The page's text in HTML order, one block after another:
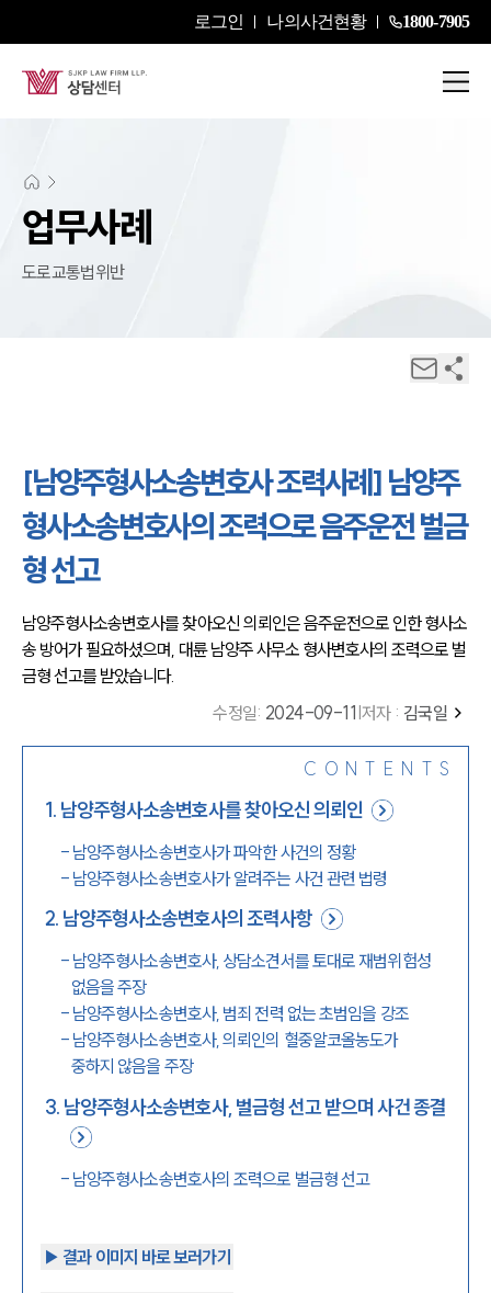
로그인 나의사건현황 1800-7905
업무사례
도로교통법위반
[남양주형사소송변호사 조력사례] 남양주
형사소송변호사의 조력으로 음주운전 벌금
형 선고
남양주형사소송변호사를 찾아오신 의뢰인은 음주운전으로 인한 형사소
송 방어가 필요하셨으며, 대륜 남양주 사무소 형사변호사의 조력으로 벌
금형 선고를 받았습니다.
수정일: 2024-09-11 |저자 : 김국일
CONTENTS
1. 남양주형사소송변호사를 찾아오신 의뢰인
- 남양주형사소송변호사가 파악한 사건의 정황
- 남양주형사소송변호사가 알려주는 사건 관련 법령
2. 남양주형사소송변호사의 조력사항
- 남양주형사소송변호사, 상담소견서를 토대로 재범위험성
없음을 주장
- 남양주형사소송변호사, 범죄 전력 없는 초범임을 강조
- 남양주형사소송변호사, 의뢰인의 혈중알코올농도가
중하지 않음을 주장
3. 남양주형사소송변호사, 벌금형 선고 받으며 사건 종결
- 남양주형사소송변호사의 조력으로 벌금형 선고
▶︎ 결과 이미지 바로 보러가기